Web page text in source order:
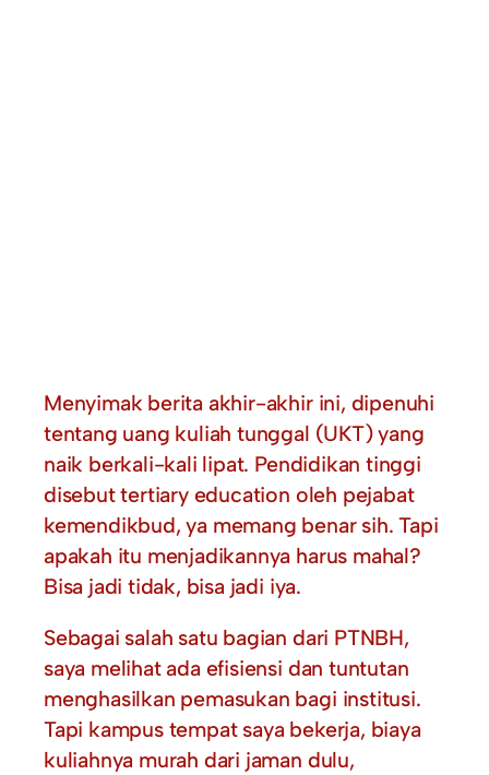
Menyimak berita akhir-akhir ini, dipenuhi
tentang uang kuliah tunggal (UKT) yang
naik berkali-kali lipat. Pendidikan tinggi
disebut tertiary education oleh pejabat
kemendikbud, ya memang benar sih. Tapi
apakah itu menjadikannya harus mahal?
Bisa jadi tidak, bisa jadi iya.
Sebagai salah satu bagian dari PTNBH,
saya melihat ada efisiensi dan tuntutan
menghasilkan pemasukan bagi institusi.
Tapi kampus tempat saya bekerja, biaya
kuliahnya murah dari jaman dulu,